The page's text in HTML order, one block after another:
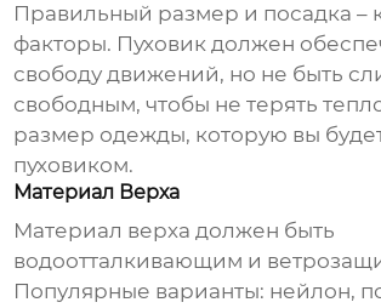
Правильный размер и посадка –
факторы. Пуховик должен
свободу движений, но не быть
свободным, чтобы не терять
размер одежды, которую вы
пуховиком.
Материал Верха
Материал верха должен быть
водоотталкивающим и
Популярные варианты: нейлон,